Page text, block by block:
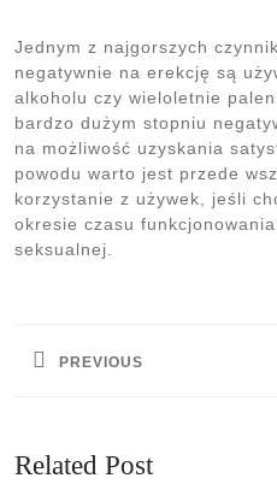
Jednym z najgorszych
negatywnie na erekcję są
alkoholu czy wieloletnie
bardzo dużym stopniu
na możliwość uzyskania
powodu warto jest przede
korzystanie z używek, jeśli
okresie czasu
seksualnej.
PREVIOUS
Related Post